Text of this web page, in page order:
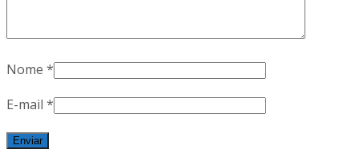
Nome *
E-mail *